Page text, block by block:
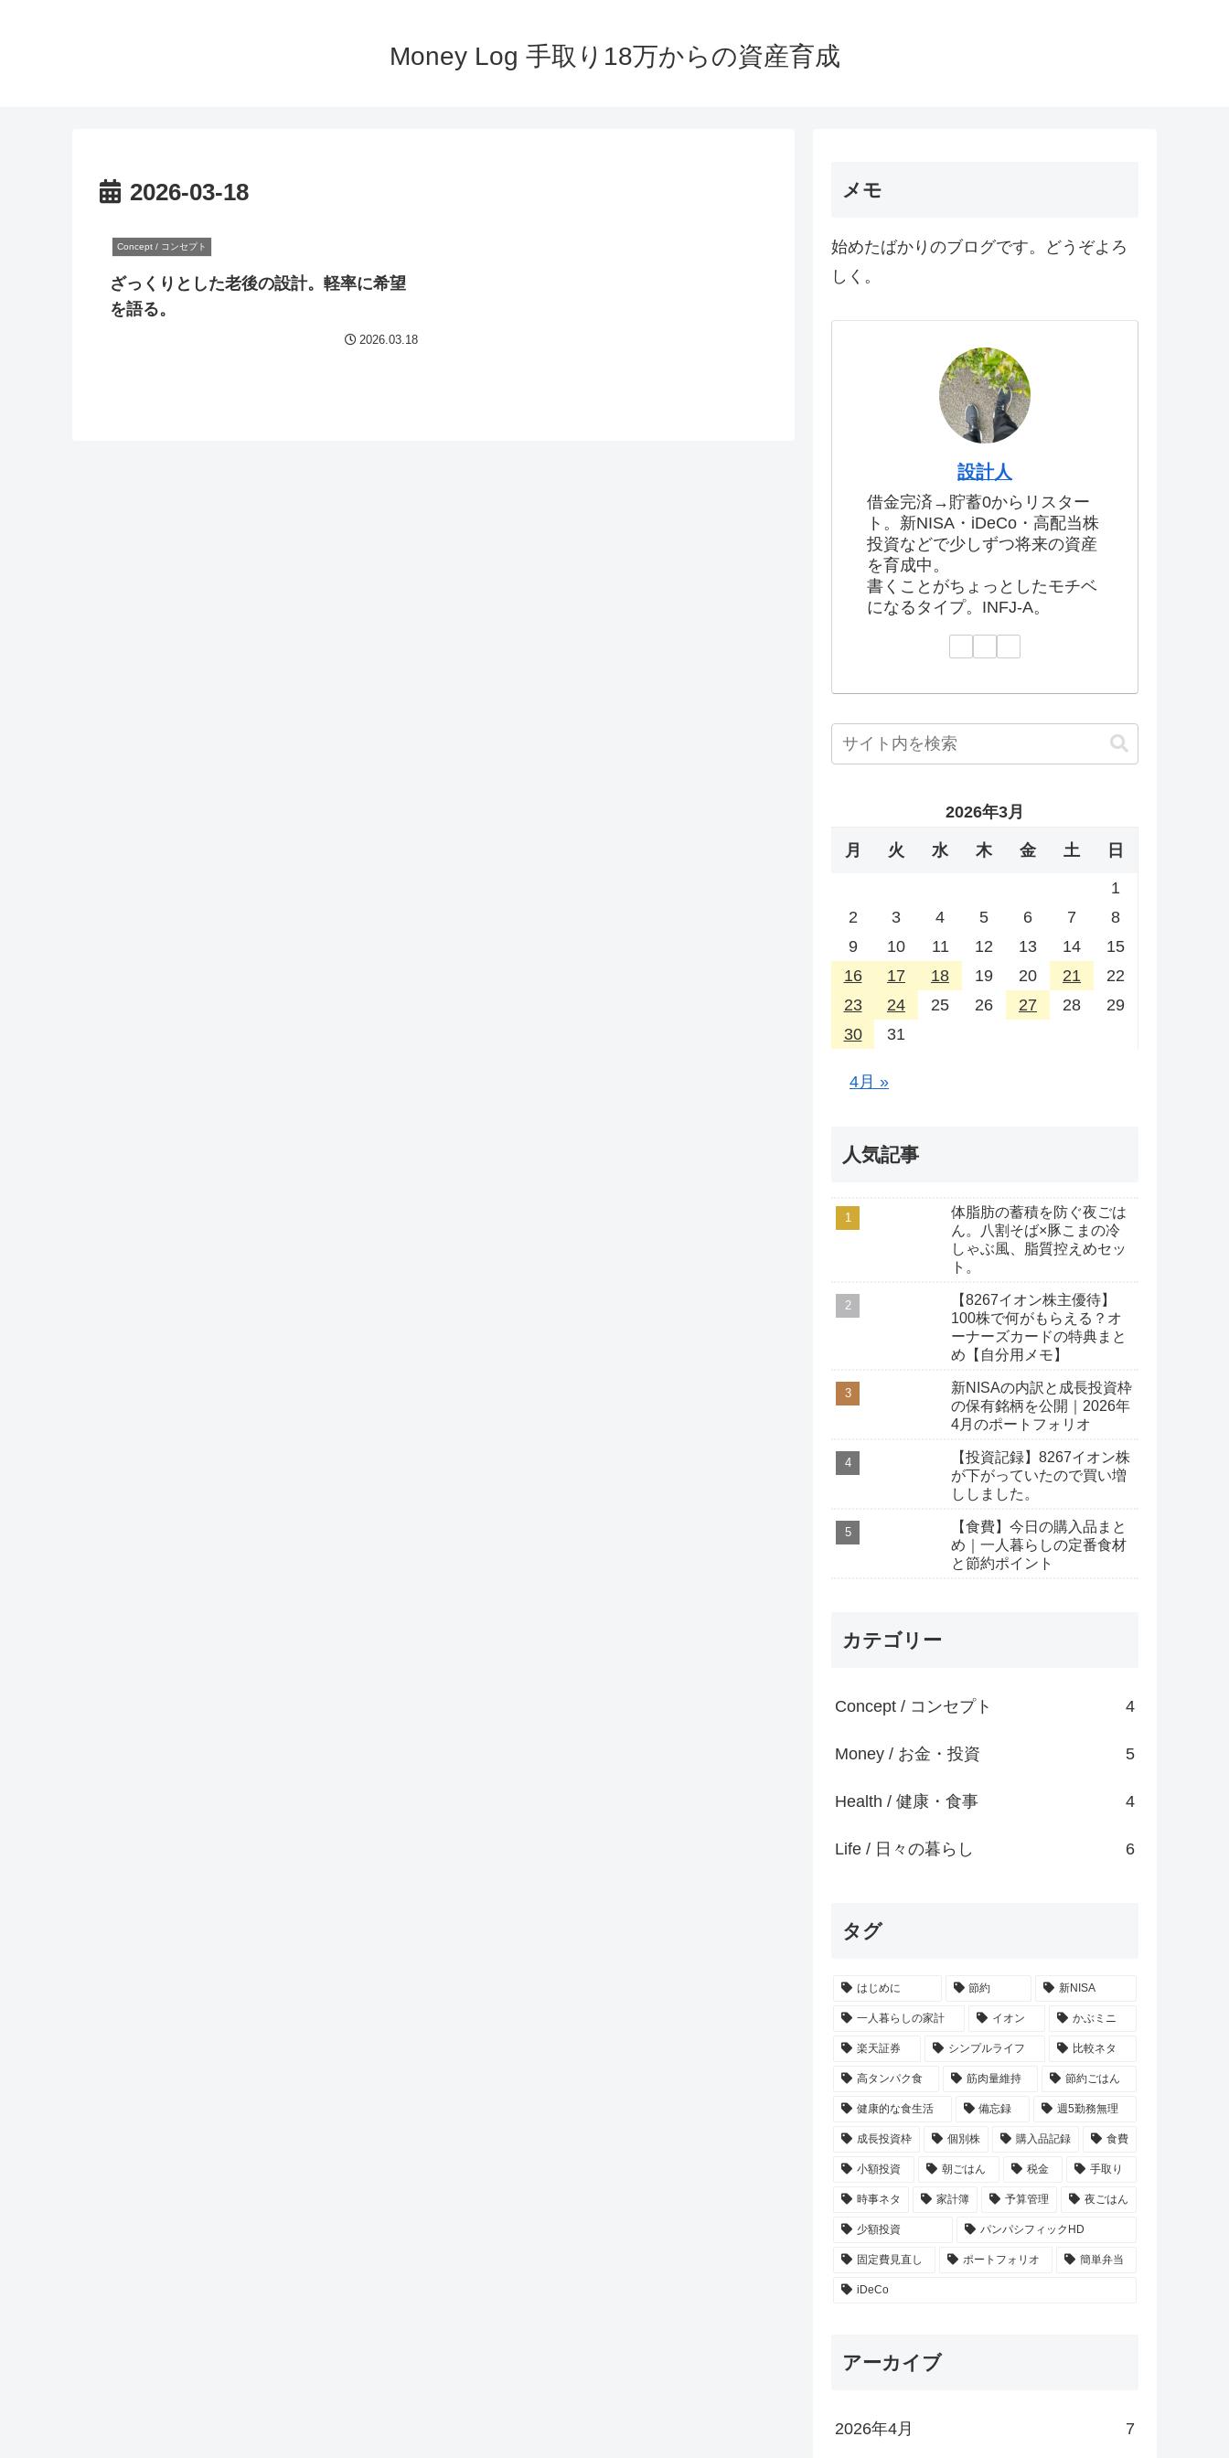
Money Log 手取り18万からの資産育成
2026-03-18
Concept / コンセプト
ざっくりとした老後の設計。軽率に希望
を語る。
2026.03.18
メモ
始めたばかりのブログです。どうぞよろ
しく。
設計人
借金完済→貯蓄0からリスター
ト。新NISA・iDeCo・高配当株
投資などで少しずつ将来の資産
を育成中。
書くことがちょっとしたモチベ
になるタイプ。INFJ-A。
2026年3月
月 火 水 木 金 土 日
1
2
3 4 5 6 7
8
9
10 11 12 13 14
15
16
17 18 19 20 21
22
23
24 25 26 27 28
29
30
31
4月 »
人気記事
体脂肪の蓄積を防ぐ夜ごは
ん。八割そば×豚こまの冷
しゃぶ風、脂質控えめセッ
ト。
【8267イオン株主優待】
100株で何がもらえる？オ
ーナーズカードの特典まと
め【自分用メモ】
新NISAの内訳と成長投資枠
の保有銘柄を公開｜2026年
4月のポートフォリオ
【投資記録】8267イオン株
が下がっていたので買い増
ししました。
【食費】今日の購入品まと
め｜一人暮らしの定番食材
と節約ポイント
カテゴリー
Concept / コンセプト 4
Money / お金・投資 5
Health / 健康・食事 4
Life / 日々の暮らし 6
タグ
はじめに 節約 新NISA
一人暮らしの家計 イオン かぶミニ
楽天証券 シンプルライフ 比較ネタ
高タンパク食 筋肉量維持 節約ごはん
健康的な食生活 備忘録 週5勤務無理
成長投資枠 個別株 購入品記録 食費
小額投資 朝ごはん 税金 手取り
時事ネタ 家計簿 予算管理 夜ごはん
少額投資 パンパシフィックHD
固定費見直し ポートフォリオ 簡単弁当
iDeCo
アーカイブ
2026年4月 7